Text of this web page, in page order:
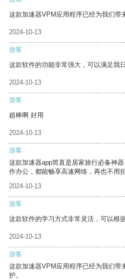
这款加速器VPM应用程序已经为我们带
2024-10-13
游客
这款软件的功能非常强大，可以满足我
2024-10-13
游客
超棒啊 好用
2024-10-13
游客
这款加速器app简直是居家旅行必备神
作办公，都能畅享高速网络，再也不用
2024-10-13
游客
这款软件的学习方式非常灵活，可以根
2024-10-13
游客
这款加速器VPM应用程序已经为我们带
护。